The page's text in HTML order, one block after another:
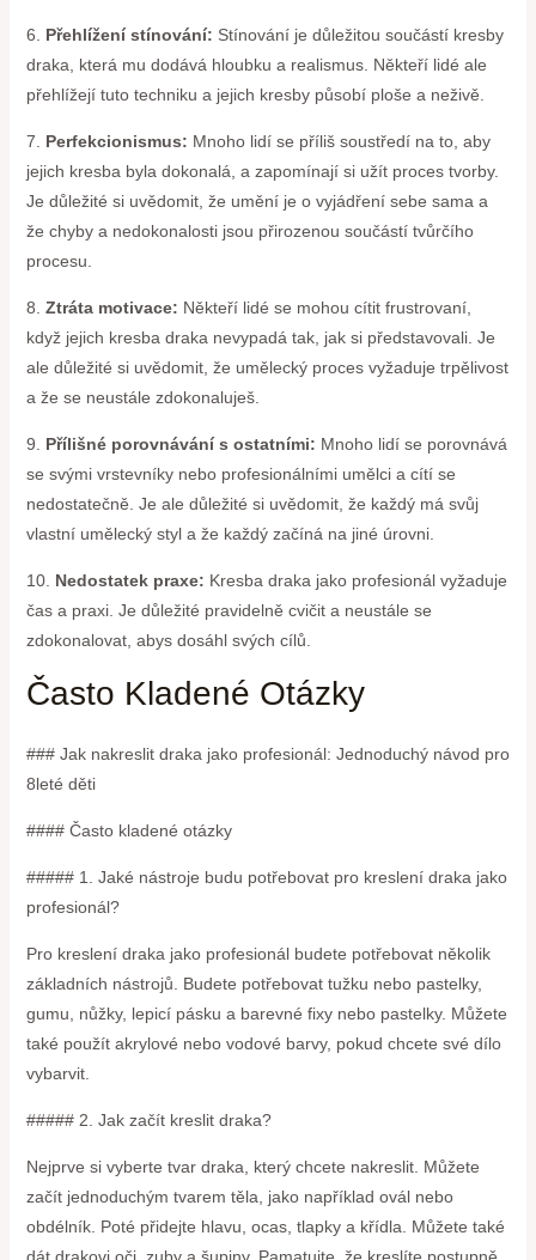
6. Přehlížení stínování: Stínování je důležitou součástí kresby
draka, která mu dodává hloubku a realismus. Někteří lidé ale
přehlížejí tuto techniku a jejich kresby působí ploše a neživě.
7. Perfekcionismus: Mnoho lidí se příliš soustředí na to, aby
jejich kresba byla dokonalá, a zapomínají si užít proces tvorby.
Je důležité si uvědomit, že umění je o vyjádření sebe sama a
že chyby a nedokonalosti jsou přirozenou součástí tvůrčího
procesu.
8. Ztráta motivace: Někteří lidé se mohou cítit frustrovaní,
když jejich kresba draka nevypadá tak, jak si představovali. Je
ale důležité si uvědomit, že umělecký proces vyžaduje trpělivost
a že se neustále zdokonaluješ.
9. Přílišné porovnávání s ostatními: Mnoho lidí se porovnává
se svými vrstevníky nebo profesionálními umělci a cítí se
nedostatečně. Je ale důležité si uvědomit, že každý má svůj
vlastní umělecký styl a že každý začíná na jiné úrovni.
10. Nedostatek praxe: Kresba draka jako profesionál vyžaduje
čas a praxi. Je důležité pravidelně cvičit a neustále se
zdokonalovat, abys dosáhl svých cílů.
Často Kladené Otázky
### Jak nakreslit draka jako profesionál: Jednoduchý návod pro
8leté děti
#### Často kladené otázky
##### 1. Jaké nástroje budu potřebovat pro kreslení draka jako
profesionál?
Pro kreslení draka jako profesionál budete potřebovat několik
základních nástrojů. Budete potřebovat tužku nebo pastelky,
gumu, nůžky, lepicí pásku a barevné fixy nebo pastelky. Můžete
také použít akrylové nebo vodové barvy, pokud chcete své dílo
vybarvit.
##### 2. Jak začít kreslit draka?
Nejprve si vyberte tvar draka, který chcete nakreslit. Můžete
začít jednoduchým tvarem těla, jako například ovál nebo
obdélník. Poté přidejte hlavu, ocas, tlapky a křídla. Můžete také